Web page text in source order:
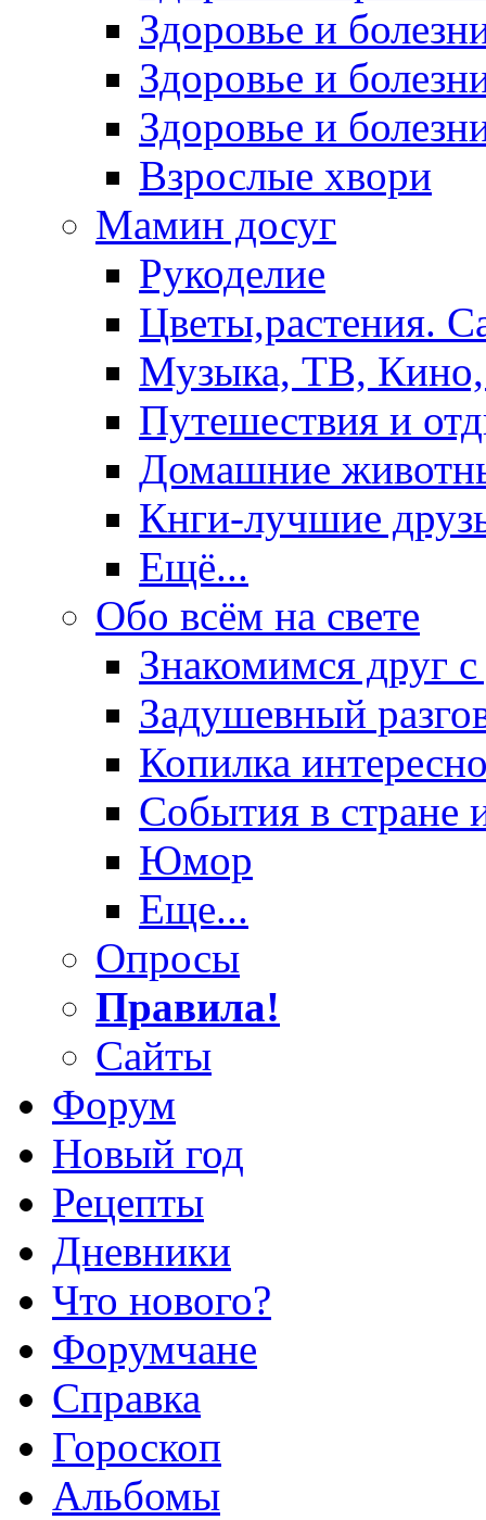
Здоровье и
Здоровье и
Здоровье и
Взрослые хвори
Мамин досуг
Рукоделие
Цветы,растения.
Музыка, ТВ,
Путешествия и
Домашние
Кнги-лучшие
Ещё...
Обо всём на свете
Знакомимся друг
Задушевный
Копилка
События в стране
Юмор
Еще...
Опросы
Правила!
Сайты
Форум
Новый год
Рецепты
Дневники
Что нового?
Форумчане
Справка
Гороскоп
Альбомы